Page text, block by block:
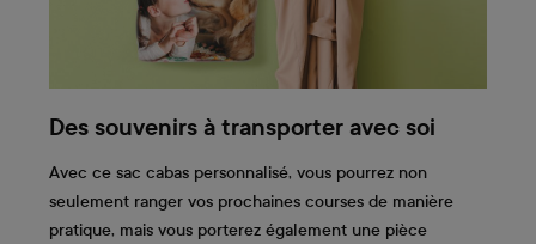
Des souvenirs à transporter avec soi
Avec ce sac cabas personnalisé, vous pourrez non
seulement ranger vos prochaines courses de manière
pratique, mais vous porterez également une pièce